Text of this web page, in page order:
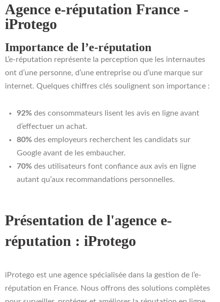
Agence e-réputation France -
iProtego
Importance de l’e-réputation
L’e-réputation représente la perception que les internautes
ont d’une personne, d’une entreprise ou d’une marque sur
internet. Quelques chiffres clés soulignent son importance :
92% des consommateurs lisent les avis en ligne avant
d’effectuer un achat.
80% des employeurs recherchent les candidats sur
Google avant de les embaucher.
70% des utilisateurs font confiance aux avis en ligne
autant qu’aux recommandations personnelles.
Présentation de l'agence e-
réputation : iProtego
iProtego est une agence spécialisée dans la gestion de l’e-
réputation en France. Nous offrons des solutions complètes